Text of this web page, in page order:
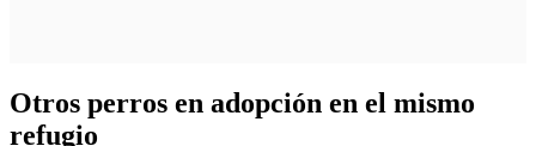
Otros perros en adopción en el mismo
refugio